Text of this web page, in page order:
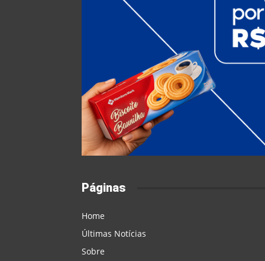
Páginas
Home
Últimas Notícias
Sobre